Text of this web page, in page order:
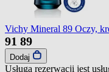
Vichy Mineral 89 Oczy,
91 89
Dodaj
Usługa rezerwacji jest